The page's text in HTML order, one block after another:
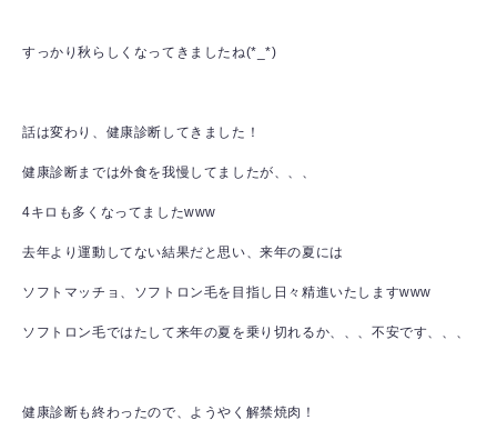
すっかり秋らしくなってきましたね(*_*)
話は変わり、健康診断してきました！
健康診断までは外食を我慢してましたが、、、
4キロも多くなってましたwww
去年より運動してない結果だと思い、来年の夏には
ソフトマッチョ、ソフトロン毛を目指し日々精進いたしますwww
ソフトロン毛ではたして来年の夏を乗り切れるか、、、不安です、、、
健康診断も終わったので、ようやく解禁焼肉！